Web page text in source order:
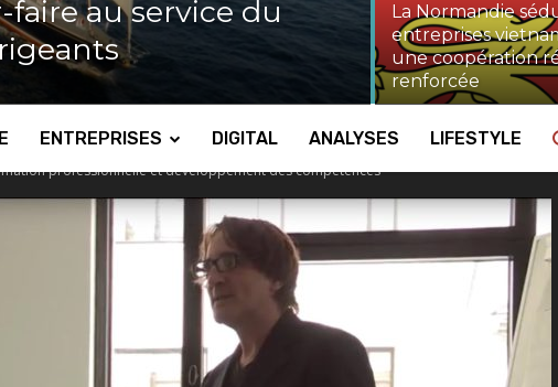
faire au service du
La Normandie
entreprises
une coopération
renforcée
ENTREPRISES DIGITAL ANALYSES LIFESTYLE
professionnelle et développement des compétences